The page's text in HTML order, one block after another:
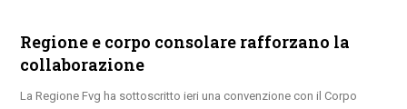
Regione e corpo consolare rafforzano la
collaborazione
La Regione Fvg ha sottoscritto ieri una convenzione con il Corpo